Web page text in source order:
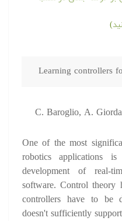
Learning controllers
C. Baroglio, A.
One of the most
robotics applications
development of real-
software. Control theory
controllers have to be
doesn't sufficiently